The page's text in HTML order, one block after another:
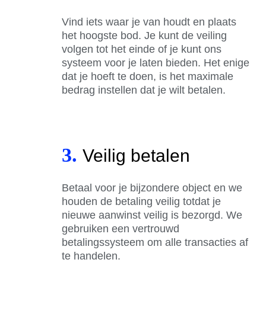
Vind iets waar je van houdt en plaats
het hoogste bod. Je kunt de veiling
volgen tot het einde of je kunt ons
systeem voor je laten bieden. Het enige
dat je hoeft te doen, is het maximale
bedrag instellen dat je wilt betalen.
3. Veilig betalen
Betaal voor je bijzondere object en we
houden de betaling veilig totdat je
nieuwe aanwinst veilig is bezorgd. We
gebruiken een vertrouwd
betalingssysteem om alle transacties af
te handelen.